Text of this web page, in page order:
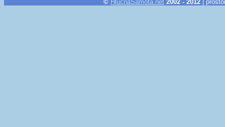
© HlucnaSamota.net 2002 - 2012 |